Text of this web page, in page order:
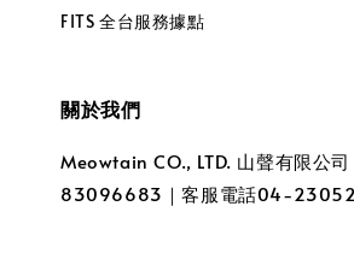
FITS 全台服務據點
關於我們
Meowtain CO., LTD. 山聲有限公
83096683｜客服電話04-